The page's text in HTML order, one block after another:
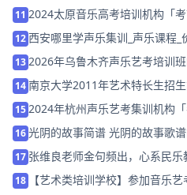
11 2024太原音乐高考培训机构「考
12西安哪里学声乐集训_声乐课程_
132026年乌鲁木齐声乐艺考培训
14南京大学2011年艺术特长生招
152024年杭州声乐艺考集训机构「
16光阴的故事简谱 光阴的故事歌
17 张维良老师金句频出，心系民乐
18 【艺术类培训学校】参加音乐